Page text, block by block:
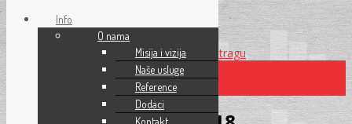
Preskoči na glavni sadržaj Preskoči na pretragu
Info
O nama
Misija i vizija
Naše usluge
Reference
Dodaci
Kontakt